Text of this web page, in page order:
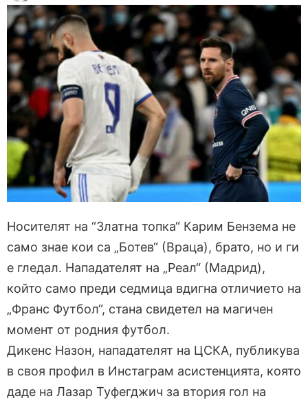
Носителят на “Златна топка“ Карим Бензема не
само знае кои са „Ботев“ (Враца), брато, но и ги
е гледал. Нападателят на „Реал“ (Мадрид),
който само преди седмица вдигна отличието на
„Франс Футбол“, стана свидетел на магичен
момент от родния футбол.
Дикенс Назон, нападателят на ЦСКА, публикува
в своя профил в Инстаграм асистенцията, която
даде на Лазар Туфегджич за втория гол на